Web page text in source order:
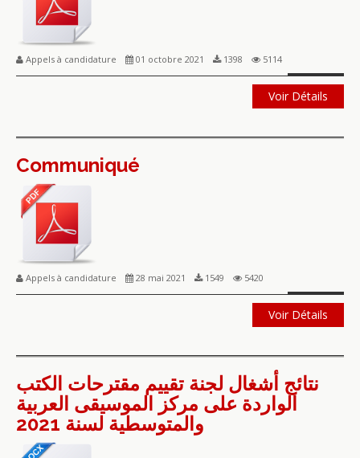
Appels à candidature 01 octobre 2021 1398 5114
Voir Détails
Communiqué
Appels à candidature 28 mai 2021 1549 5420
Voir Détails
نتائج أشغال لجنة تقييم مقترحات الكتب
الواردة على مركز الموسيقى العربية
والمتوسطية لسنة 2021